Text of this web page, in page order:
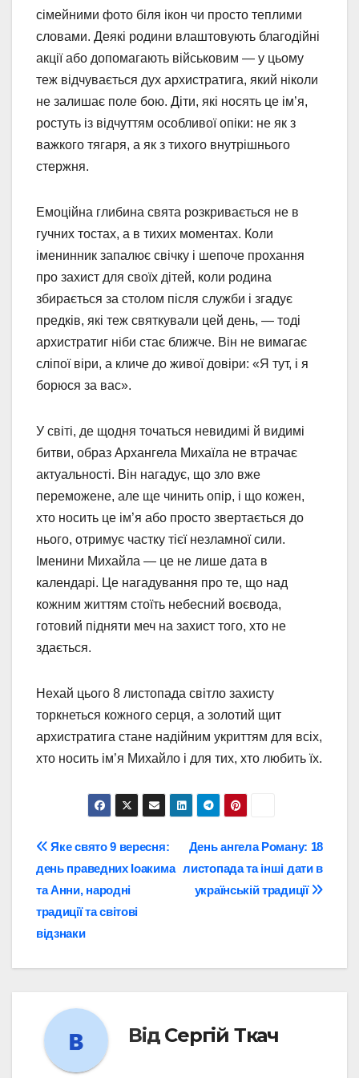
сімейними фото біля ікон чи просто теплими
словами. Деякі родини влаштовують благодійні
акції або допомагають військовим — у цьому
теж відчувається дух архистратига, який ніколи
не залишає поле бою. Діти, які носять це ім’я,
ростуть із відчуттям особливої опіки: не як з
важкого тягаря, а як з тихого внутрішнього
стержня.
Емоційна глибина свята розкривається не в
гучних тостах, а в тихих моментах. Коли
іменинник запалює свічку і шепоче прохання
про захист для своїх дітей, коли родина
збирається за столом після служби і згадує
предків, які теж святкували цей день, — тоді
архистратиг ніби стає ближче. Він не вимагає
сліпої віри, а кличе до живої довіри: «Я тут, і я
борюся за вас».
У світі, де щодня точаться невидимі й видимі
битви, образ Архангела Михаїла не втрачає
актуальності. Він нагадує, що зло вже
переможене, але ще чинить опір, і що кожен,
хто носить це ім’я або просто звертається до
нього, отримує частку тієї незламної сили.
Іменини Михайла — це не лише дата в
календарі. Це нагадування про те, що над
кожним життям стоїть небесний воєвода,
готовий підняти меч на захист того, хто не
здається.
Нехай цього 8 листопада світло захисту
торкнеться кожного серця, а золотий щит
архистратига стане надійним укриттям для всіх,
хто носить ім’я Михайло і для тих, хто любить їх.
Навігація
записів
День ангела Роману: 18
листопада та інші дати в
українській традиції
Яке свято 9 вересня:
день праведних Іоакима
та Анни, народні
традиції та світові
відзнаки
Від Сергій Ткач